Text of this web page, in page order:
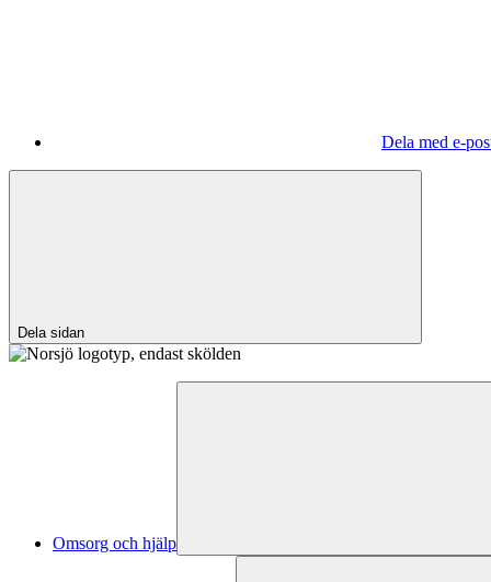
Dela med e-
Dela sidan
Omsorg och hjälp